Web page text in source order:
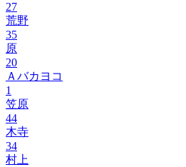
27
荒野
35
原
20
Ａバカヨコ
1
笠原
44
木寺
34
村上